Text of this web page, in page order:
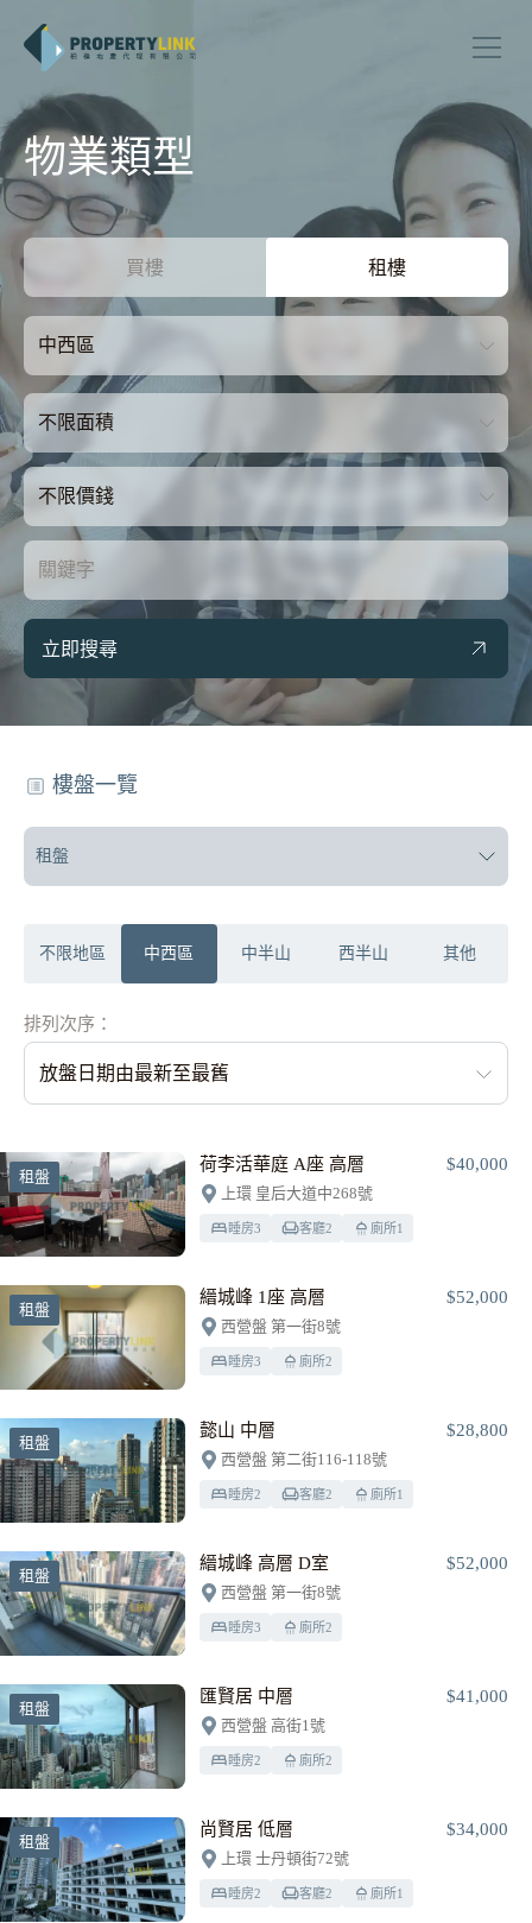
買樓 租樓
中西區
不限面積
不限價錢
立即搜尋
物業類型
樓盤一覽
租盤
不限地區 中西區 中半山 西半山 其他
排列次序：
放盤日期由最新至最舊
租盤
荷李活華庭 A座 高層 $40,000
上環 皇后大道中268號
睡房3 客廳2 廁所1
租盤
縉城峰 1座 高層 $52,000
西營盤 第一街8號
睡房3 廁所2
租盤
懿山 中層 $28,800
西營盤 第二街116-118號
睡房2 客廳2 廁所1
租盤
縉城峰 高層 D室 $52,000
西營盤 第一街8號
睡房3 廁所2
租盤
匯賢居 中層 $41,000
西營盤 高街1號
睡房2 廁所2
租盤
尚賢居 低層 $34,000
上環 士丹頓街72號
睡房2 客廳2 廁所1